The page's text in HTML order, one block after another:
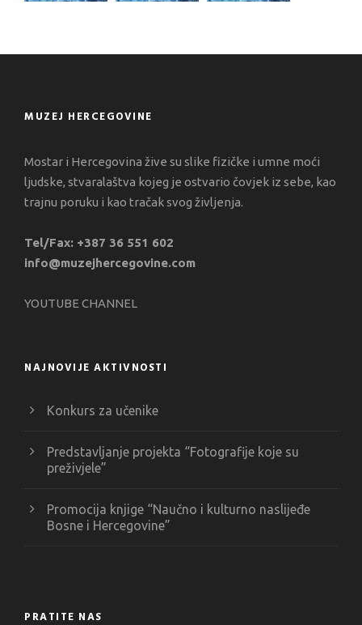
MUZEJ HERCEGOVINE
Mostar i Hercegovina žive su slike fizičke i umne moći
ljudske, stvaralaštva kojeg je ostvario čovjek iz sebe, kao
trajnu poruku i kao tračak svog življenja.
Tel/Fax: +387 36 551 602
info@muzejhercegovine.com
YOUTUBE CHANNEL
NAJNOVIJE AKTIVNOSTI
Konkurs za učenike
Predstavljanje projekta “Fotografije koje su
preživjele”
Promocija knjige “Naučno i kulturno naslijeđe
Bosne i Hercegovine”
PRATITE NAS